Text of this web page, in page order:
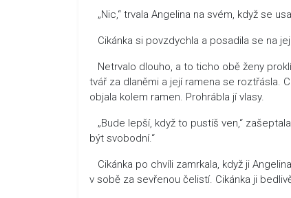
„Nic,“ trvala Angelina na svém, když se
Cikánka si povzdychla a posadila se na
Netrvalo dlouho, a to ticho obě ženy
tvář za dlaněmi a její ramena se roztřásla.
objala kolem ramen. Prohrábla jí vlasy.
„Bude lepší, když to pustíš ven,“
být svobodní.“
Cikánka po chvíli zamrkala, když ji
v sobě za sevřenou čelistí. Cikánka ji